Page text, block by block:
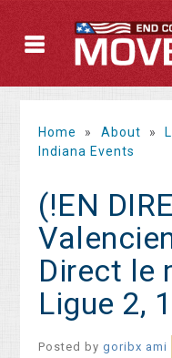
Home » About »
Indiana Events
(!EN
Direct le
Ligue 2,
Posted bygoribx ami